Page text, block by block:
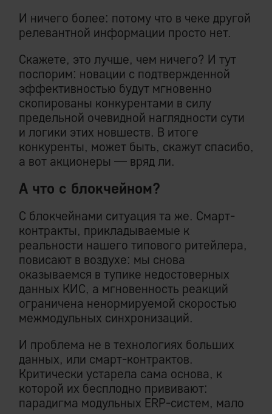
И ничего более: потому что в чеке другой
релевантной информации просто нет.
Скажете, это лучше, чем ничего? И тут
поспорим: новации с подтвержденной
эффективностью будут мгновенно
скопированы конкурентами в силу
предельной очевидной наглядности сути
и логики этих новшеств. В итоге
конкуренты, может быть, скажут спасибо,
а вот акционеры — вряд ли.
А что с блокчейном?
С блокчейнами ситуация та же. Смарт-
контракты, прикладываемые к
реальности нашего типового ритейлера,
повисают в воздухе: мы снова
оказываемся в тупике недостоверных
данных КИС, а мгновенность реакций
ограничена ненормируемой скоростью
межмодульных синхронизаций.
И проблема не в технологиях больших
данных, или смарт-контрактов.
Критически устарела сама основа, к
которой их бесплодно прививают:
парадигма модульных ERP-систем, мало